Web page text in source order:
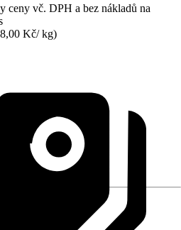
vč. DPH a bez nákladů na
Kč/ kg)